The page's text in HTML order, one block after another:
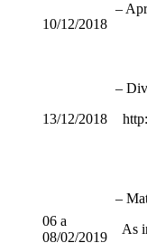
10/12/2018
–
13/12/2018
–
06 a
08/02/2019
–
As